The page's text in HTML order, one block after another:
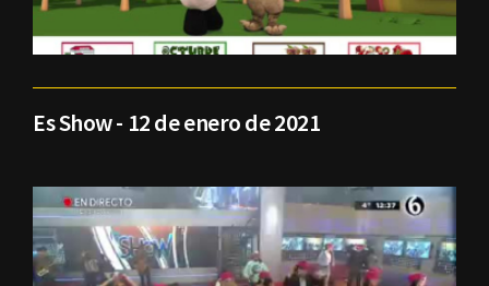
Es Show - 12 de enero de 2021